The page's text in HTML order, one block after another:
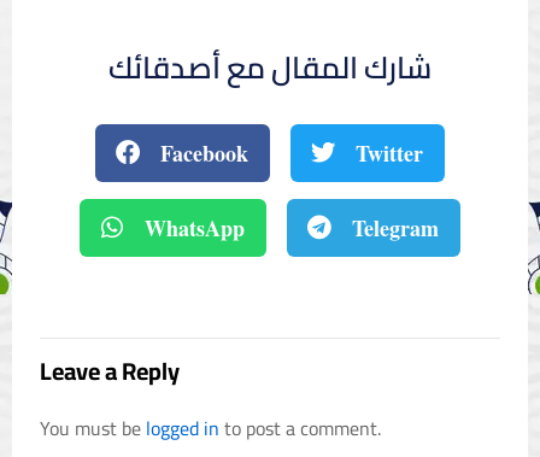
شارك المقال مع أصدقائك
Facebook Twitter
WhatsApp Telegram
Leave a Reply
You must belogged into post a comment.